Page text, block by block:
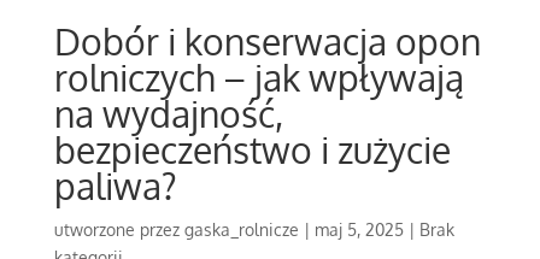
Dobór i konserwacja opon
rolniczych – jak wpływają
na wydajność,
bezpieczeństwo i zużycie
paliwa?
utworzone przez gaska_rolnicze | maj 5, 2025| Brak